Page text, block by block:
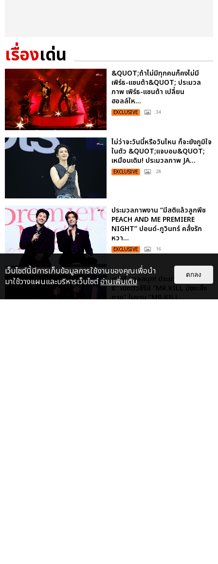
เรื่องเด่น
&QUOT;ถ้าไม่มีทุกคนก็คงไม่มี
เพิร์ธ-แซนต้า&QUOT; ประมวล
ภาพ เพิร์ธ-แซนต้า เปลี่ยน
ฮอลล์ให...
EXCLUSIVE : 34
ไม่ว่าจะวันนี้หรือวันไหน ก็จะยังภูมิใจ
ในตัว &QUOT;แจบอม&QUOT;
เหมือนเดิม! ประมวลภาพ JA...
EXCLUSIVE : 28
ประมวลภาพงาน “มีสติแล้วลูกพีช
PEACH AND ME PREMIERE
NIGHT” ปอนด์-ภูวินทร์ คลั่งรัก
หวา...
EXCLUSIVE : 16
เคมีดี มวลสนุก! ประมวลภาพ “ดิว-
ธี” เปิดตัวซีรีส์ “MR.KILL มังงะสั่ง
ตาย” ในงาน “MR.KILL...
เว็บไซต์นี้มีการเก็บข้อมูลการใช้งานของคุณเพื่อนำ
มาใช้วางแผนและบริหารเว็บไซต์อ่านเพิ่มเติม
ตกลง